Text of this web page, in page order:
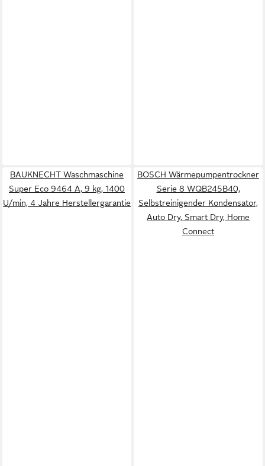
BAUKNECHT Waschmaschine
Super Eco 9464 A, 9 kg, 1400
U/min, 4 Jahre Herstellergarantie
BOSCH Wärmepumpentrockner
Serie 8 WQB245B40,
Selbstreinigender Kondensator,
Auto Dry, Smart Dry, Home
Connect